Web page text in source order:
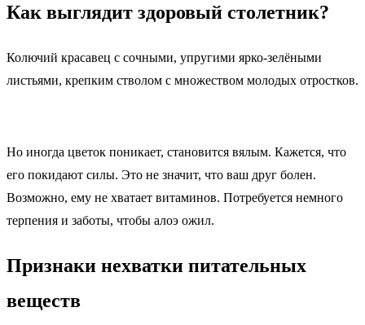
Как выглядит здоровый столетник?
Колючий красавец с сочными, упругими ярко-зелёными
листьями, крепким стволом с множеством молодых отростков.
Но иногда цветок поникает, становится вялым. Кажется, что
его покидают силы. Это не значит, что ваш друг болен.
Возможно, ему не хватает витаминов. Потребуется немного
терпения и заботы, чтобы алоэ ожил.
Признаки нехватки питательных
веществ